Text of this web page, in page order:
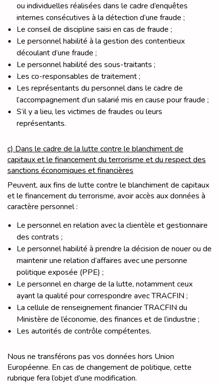
ou individuelles réalisées dans le cadre d’enquêtes
internes consécutives à la détection d’une fraude ;
Le conseil de discipline saisi en cas de fraude ;
Le personnel habilité à la gestion des contentieux
découlant d’une fraude ;
Le personnel habilité des sous-traitants ;
Les co-responsables de traitement ;
Les représentants du personnel dans le cadre de
l’accompagnement d’un salarié mis en cause pour fraude ;
S’il y a lieu, les victimes de fraudes ou leurs
représentants.
c) Dans le cadre de la lutte contre le blanchiment de
capitaux et le financement du terrorisme et du respect des
sanctions économiques et financières
Peuvent, aux fins de lutte contre le blanchiment de capitaux
et le financement du terrorisme, avoir accès aux données à
caractère personnel :
Le personnel en relation avec la clientèle et gestionnaire
des contrats ;
Le personnel habilité à prendre la décision de nouer ou de
maintenir une relation d’affaires avec une personne
politique exposée (PPE) ;
Le personnel en charge de la lutte, notamment ceux
ayant la qualité pour correspondre avec TRACFIN ;
La cellule de renseignement financier TRACFIN du
Ministère de l’économie, des finances et de l’industrie ;
Les autorités de contrôle compétentes.
Nous ne transférons pas vos données hors Union
Européenne. En cas de changement de politique, cette
rubrique fera l’objet d’une modification.